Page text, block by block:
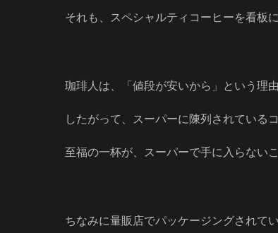
それも、スペシャルティコーヒーを看板
珈琲人は、「値段が安いから」という理
したがって、スーパーに陳列されている
至福の一杯が、スーパーで手に入らない
ちなみに量販店でパッケージングされて